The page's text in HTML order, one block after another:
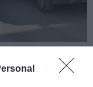
σαν